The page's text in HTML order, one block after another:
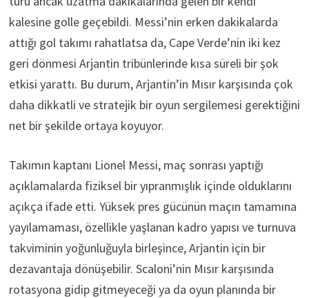
kalesine golle geçebildi. Messi’nin erken dakikalarda
attığı gol takımı rahatlatsa da, Cape Verde’nin iki kez
geri dönmesi Arjantin tribünlerinde kısa süreli bir şok
etkisi yarattı. Bu durum, Arjantin’in Mısır karşısında çok
daha dikkatli ve stratejik bir oyun sergilemesi gerektiğini
net bir şekilde ortaya koyuyor.
Takımın kaptanı Lionel Messi, maç sonrası yaptığı
açıklamalarda fiziksel bir yıpranmışlık içinde olduklarını
açıkça ifade etti. Yüksek pres gücünün maçın tamamına
yayılamaması, özellikle yaşlanan kadro yapısı ve turnuva
takviminin yoğunluğuyla birleşince, Arjantin için bir
dezavantaja dönüşebilir. Scaloni’nin Mısır karşısında
rotasyona gidip gitmeyeceği ya da oyun planında bir